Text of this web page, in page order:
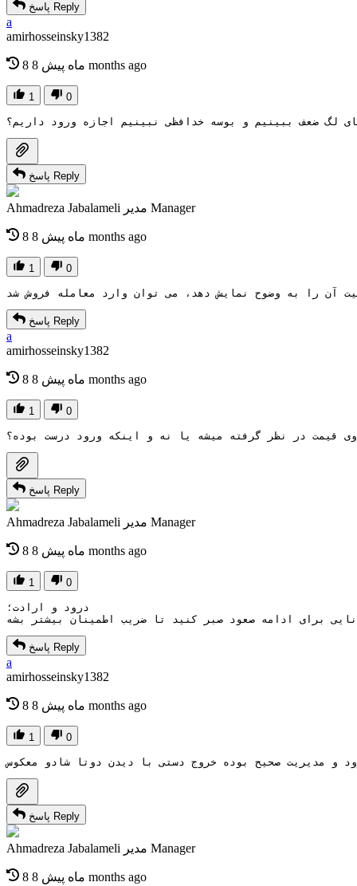
پاسخ Reply
a
amirhosseinsky1382
8 ماه پیش 8 months ago
1 0
لگ ضعف ببینیم و بوسه خدافظی نبینیم اجازه ورود داریم؟
پاسخ Reply
Ahmadreza Jabalameli مدیر Manager
8 ماه پیش 8 months ago
1 0
پاسخ Reply
a
amirhosseinsky1382
8 ماه پیش 8 months ago
1 0
قیمت در نظر گرفته میشه یا نه و اینکه ورود درست بوده؟
پاسخ Reply
Ahmadreza Jabalameli مدیر Manager
8 ماه پیش 8 months ago
1 0
درود و ارادت؛
پاسخ Reply
a
amirhosseinsky1382
8 ماه پیش 8 months ago
1 0
پاسخ Reply
Ahmadreza Jabalameli مدیر Manager
8 ماه پیش 8 months ago